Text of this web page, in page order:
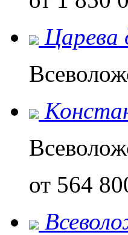
Царева
от 564